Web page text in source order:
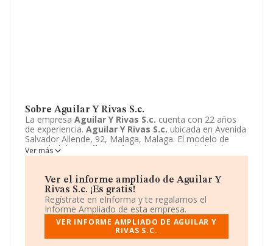
Sobre Aguilar Y Rivas S.c.
La empresa Aguilar Y Rivas S.c. cuenta con 22 años
de experiencia. Aguilar Y Rivas S.c. ubicada en Avenida
Salvador Allende, 92, Malaga, Malaga. El modelo de
sociedad de
Aguilar Y Rivas S.c. es Sociedad civil.
Ver más
Ver el informe ampliado de Aguilar Y
Rivas S.c. ¡Es gratis!
Regístrate en eInforma y te regalamos el
Informe Ampliado de esta empresa.
VER INFORME AMPLIADO DE AGUILAR Y
RIVAS S.C.